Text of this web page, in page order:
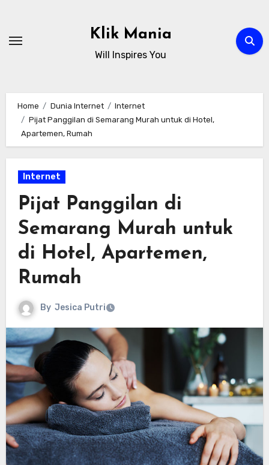
content
Klik Mania
Will Inspires You
Home Dunia Internet
Internet
Pijat Panggilan di Semarang Murah untuk di Hotel,
Apartemen, Rumah
Internet
Pijat Panggilan di
Semarang Murah untuk
di Hotel, Apartemen,
Rumah
By Jesica Putri